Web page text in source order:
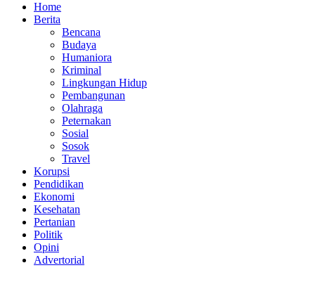
Home
Berita
Bencana
Budaya
Humaniora
Kriminal
Lingkungan Hidup
Pembangunan
Olahraga
Peternakan
Sosial
Sosok
Travel
Korupsi
Pendidikan
Ekonomi
Kesehatan
Pertanian
Politik
Opini
Advertorial